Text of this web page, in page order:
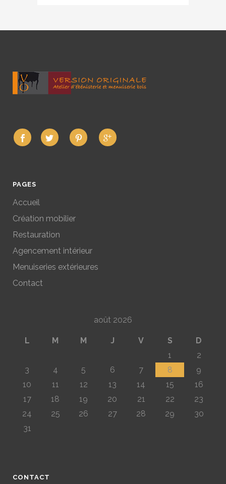
PAGES
Accueil
Création mobilier
Restauration
Agencement intérieur
Menuiseries extérieures
Contact
août 2026
L M M J V S
D
1
2
3
4 5 6 7 8
9
10
11 12 13 14 15
16
17
18 19 20 21 22
23
24
25 26 27 28 29
30
31
CONTACT